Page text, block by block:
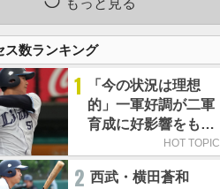
ス数ランキング
1
「今の状況は理想
的」一軍好調が二軍
育成に好影響をもた
らす西武 象徴は高
HOT TOPIC
2 西武・横田蒼和